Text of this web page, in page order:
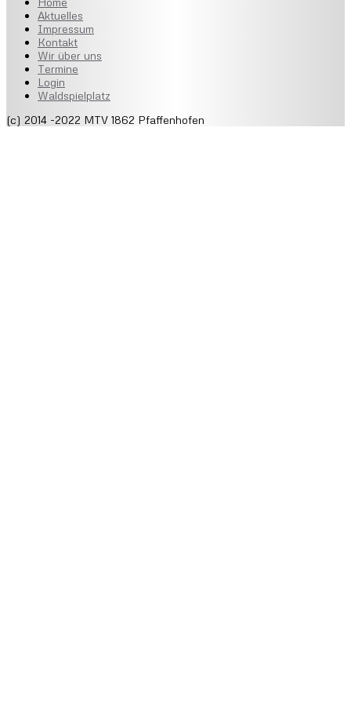
Aktuelles
Impressum
Kontakt
Wir über uns
Termine
Login
Waldspielplatz
(c) 2014 -2022 MTV 1862 Pfaffenhofen